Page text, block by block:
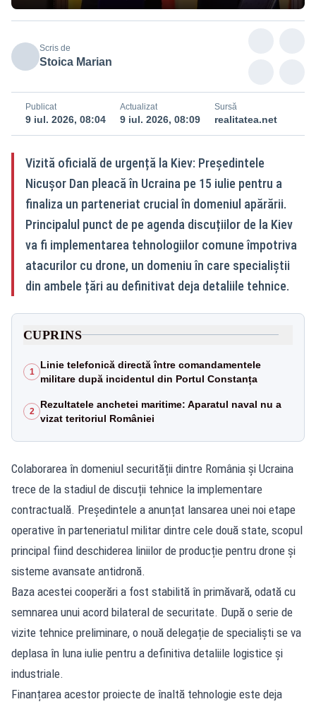
Scris de
Stoica Marian
Publicat
9 iul. 2026, 08:04
Actualizat
9 iul. 2026, 08:09
Sursă
realitatea.net
Vizită oficială de urgență la Kiev: Președintele
Nicușor Dan pleacă în Ucraina pe 15 iulie pentru a
finaliza un parteneriat crucial în domeniul apărării.
Principalul punct de pe agenda discuțiilor de la Kiev
va fi implementarea tehnologiilor comune împotriva
atacurilor cu drone, un domeniu în care specialiștii
din ambele țări au definitivat deja detaliile tehnice.
CUPRINS
1
Linie telefonică directă între comandamentele
militare după incidentul din Portul Constanța
2
Rezultatele anchetei maritime: Aparatul naval nu a
vizat teritoriul României
Colaborarea în domeniul securității dintre România și Ucraina
trece de la stadiul de discuții tehnice la implementare
contractuală. Președintele a anunțat lansarea unei noi etape
operative în parteneriatul militar dintre cele două state, scopul
principal fiind deschiderea liniilor de producție pentru drone și
sisteme avansate antidronă.
Baza acestei cooperări a fost stabilită în primăvară, odată cu
semnarea unui acord bilateral de securitate. După o serie de
vizite tehnice preliminare, o nouă delegație de specialiști se va
deplasa în luna iulie pentru a definitiva detaliile logistice și
industriale.
Finanțarea acestor proiecte de înaltă tehnologie este deja